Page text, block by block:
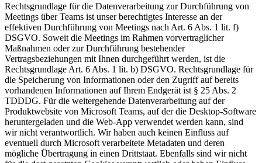
Rechtsgrundlage für die Datenverarbeitung zur Durchführung von
Meetings über Teams ist unser berechtigtes Interesse an der
effektiven Durchführung von Meetings nach Art. 6 Abs. 1 lit. f)
DSGVO. Soweit die Meetings im Rahmen vorvertraglicher
Maßnahmen oder zur Durchführung bestehender
Vertragsbeziehungen mit Ihnen durchgeführt werden, ist die
Rechtsgrundlage Art. 6 Abs. 1 lit. b) DSGVO. Rechtsgrundlage für
die Speicherung von Informationen oder den Zugriff auf bereits
vorhandenen Informationen auf Ihrem Endgerät ist § 25 Abs. 2
TDDDG. Für die weitergehende Datenverarbeitung auf der
Produktwebsite von Microsoft Teams, auf der die Desktop-Software
heruntergeladen und die Web-App verwendet werden kann, sind
wir nicht verantwortlich. Wir haben auch keinen Einfluss auf
eventuell durch Microsoft verarbeitete Metadaten und deren
mögliche Übertragung in einen Drittstaat. Ebenfalls sind wir nicht